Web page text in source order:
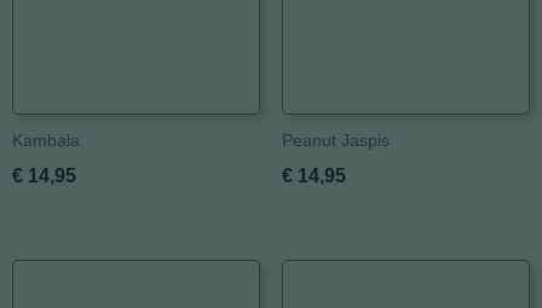
Kambala
€ 14,95
Peanut Jaspis
€ 14,95